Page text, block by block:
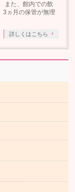
また、館内での飲
3ヵ月の保管が無理
詳しくはこちら